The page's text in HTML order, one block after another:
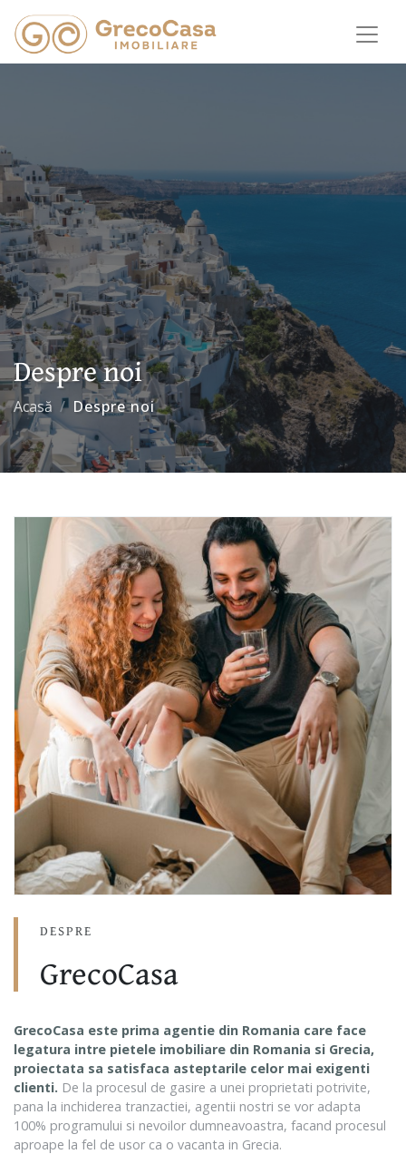
Despre noi
Acasă Despre noi
DESPRE
GrecoCasa
GrecoCasa este prima agentie din Romania care face
legatura intre pietele imobiliare din Romania si Grecia,
proiectata sa satisfaca asteptarile celor mai exigenti
clienti. De la procesul de gasire a unei proprietati potrivite,
pana la inchiderea tranzactiei, agentii nostri se vor adapta
100% programului si nevoilor dumneavoastra, facand procesul
aproape la fel de usor ca o vacanta in Grecia.